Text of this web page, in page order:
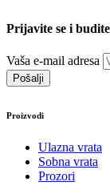
Prijavite se i
Vaša e-mail adresa
Pošalji
Proizvodi
Ulazna vrata
Sobna vrata
Prozori